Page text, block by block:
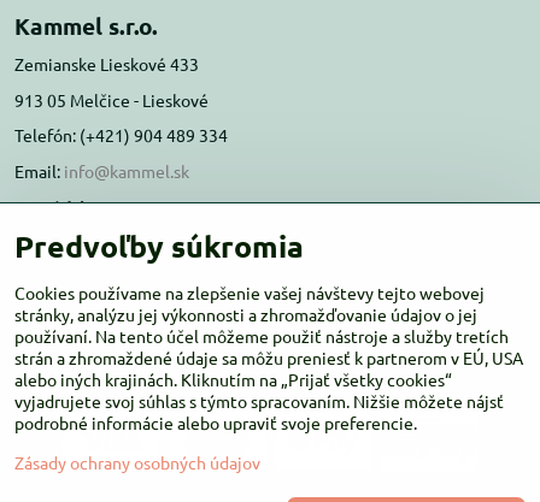
Kammel s.r.o.
Zemianske Lieskové 433
913 05 Melčice - Lieskové
Telefón: (+421) 904 489 334
Email: info@kammel.sk
Prevádzka:
Administratívna budova PD Melčice
Otváracie hodiny:PO-ŠT 8:00 - 16:00
PIA-NE Zatvorené
Predvoľby súkromia
Cookies používame na zlepšenie vašej návštevy tejto webovej
stránky, analýzu jej výkonnosti a zhromažďovanie údajov o jej
používaní. Na tento účel môžeme použiť nástroje a služby tretích
strán a zhromaždené údaje sa môžu preniesť k partnerom v EÚ, USA
alebo iných krajinách. Kliknutím na „Prijať všetky cookies“
vyjadrujete svoj súhlas s týmto spracovaním. Nižšie môžete nájsť
podrobné informácie alebo upraviť svoje preferencie.
Zásady ochrany osobných údajov